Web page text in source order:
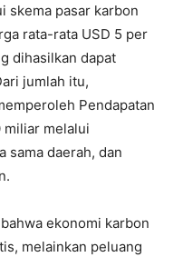
skema pasar karbon
rata-rata USD 5 per
dihasilkan dapat
jumlah itu,
Pendapatan
miliar melalui
sama daerah, dan
ekonomi karbon
melainkan peluang